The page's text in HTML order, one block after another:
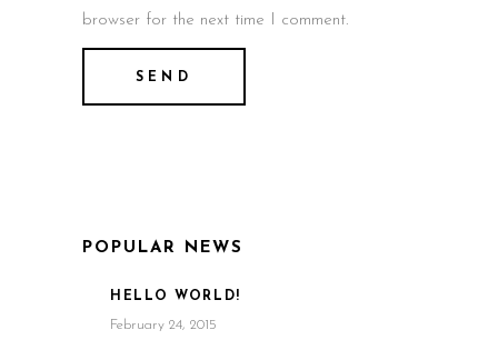
browser for the next time I comment.
POPULAR NEWS
HELLO WORLD!
February 24, 2015